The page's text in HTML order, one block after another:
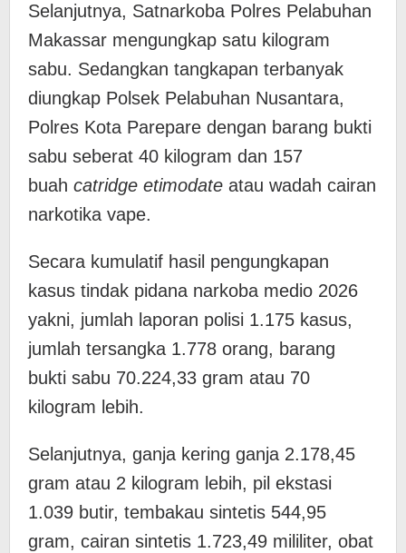
Selanjutnya, Satnarkoba Polres Pelabuhan
Makassar mengungkap satu kilogram
sabu. Sedangkan tangkapan terbanyak
diungkap Polsek Pelabuhan Nusantara,
Polres Kota Parepare dengan barang bukti
sabu seberat 40 kilogram dan 157
buah catridge etimodate atau wadah cairan
narkotika vape.
Secara kumulatif hasil pengungkapan
kasus tindak pidana narkoba medio 2026
yakni, jumlah laporan polisi 1.175 kasus,
jumlah tersangka 1.778 orang, barang
bukti sabu 70.224,33 gram atau 70
kilogram lebih.
Selanjutnya, ganja kering ganja 2.178,45
gram atau 2 kilogram lebih, pil ekstasi
1.039 butir, tembakau sintetis 544,95
gram, cairan sintetis 1.723,49 mililiter, obat